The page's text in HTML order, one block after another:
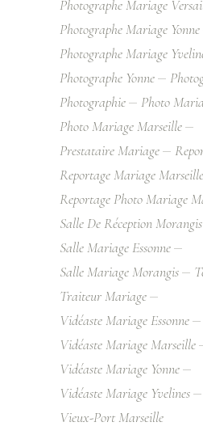
Photographe Mariage
Photographe Mariage Yonne
Photographe Mariage
Photographe Yonne
Photographie
Photo
Photo Mariage Marseille
Prestataire Mariage
Reportage Mariage Marseille
Reportage Photo Mariage
Salle De Réception Morangis
Salle Mariage Essonne
Salle Mariage Morangis
Traiteur Mariage
Vidéaste Mariage Essonne
Vidéaste Mariage Marseille
Vidéaste Mariage Yonne
Vidéaste Mariage Yvelines
Vieux-Port Marseille